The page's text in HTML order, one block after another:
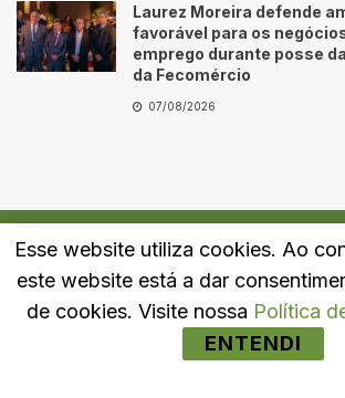
Laurez Moreira defende
favorável para os
emprego durante posse
da Fecomércio
07/08/2026
Quem Somos Fale Conosco
Esse website utiliza cookies. Ao
este website está a dar
de cookies. Visite nossa Política
ENTENDI